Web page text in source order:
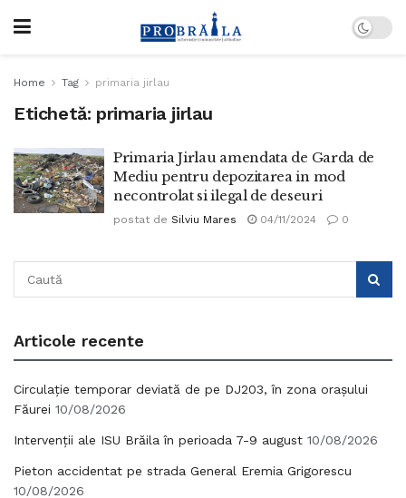
Home Tag primaria jirlau
Etichetă: primaria jirlau
Primaria Jirlau amendata de Garda de
Mediu pentru depozitarea in mod
necontrolat si ilegal de deseuri
postat de Silviu Mares 04/11/2024 0
Articole recente
Circulație temporar deviată de pe DJ203, în zona orașului
Făurei 10/08/2026
Intervenții ale ISU Brăila în perioada 7-9 august 10/08/2026
Pieton accidentat pe strada General Eremia Grigorescu
10/08/2026